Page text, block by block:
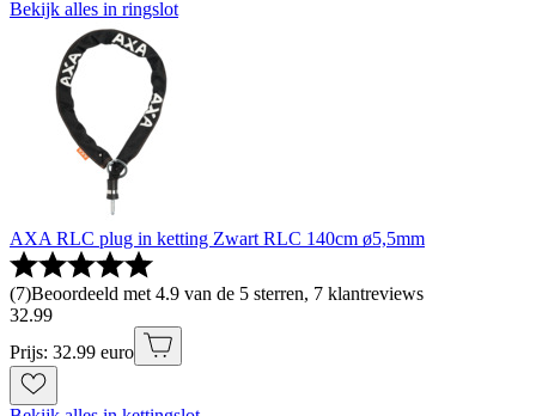
Bekijk alles in ringslot
AXA RLC plug in ketting Zwart RLC 140cm ø5,5mm
(7)Beoordeeld met 4.9 van de 5 sterren, 7 klantreviews
32.99
Prijs: 32.99 euro